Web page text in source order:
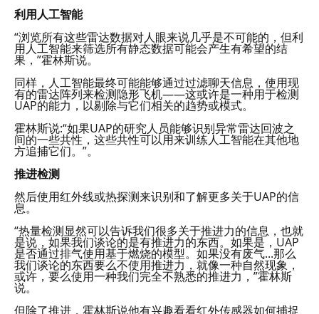
利用人工智能
“浏览所有这些雷达数据对人眼来说几乎是不可能的，但利
用人工智能来筛选所有静态数据可能会产生有希望的结
果，”霍林斯说。
同样，人工智能最终可能能够通过过滤聊天信息，使用现
有的雷达阵列来检测隐形飞机——这或许是一种用于检测
UAP的能力，以剔除与它们相关的趋势或模式。
霍林斯说:“如果UAP的研究人员能够识别异常雷达回波之
间的一些共性，这些共性可以用来训练人工智能在其他地
方追捕它们。”。
推进检测
然后使用红外线或热探测来识别和了解更多关于UAP的信
息。
“热量检测显然可以告诉我们很多关于推进力的信息，也就
是说，如果我们谈论的是有推进力的东西。如果是，UAP
是否通过排气使用基于燃烧的模型。如果没有废气...那么
我们谈论的东西要么不使用推进力，就像一种自然现象，
或许，要么使用一种我们完全不熟悉的推进力，”霍林斯
说。
但除了推进，霍林斯说他有兴趣看看红外传感器如何捕捉